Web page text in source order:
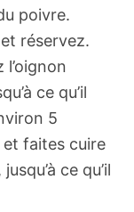
poivre.
réservez.
l’oignon
ce qu’il
5
et faites cuire
ce qu’il